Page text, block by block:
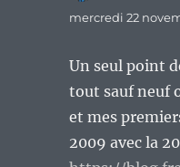
mercredi 22
Un seul point
tout sauf neuf
et mes
2009 avec la